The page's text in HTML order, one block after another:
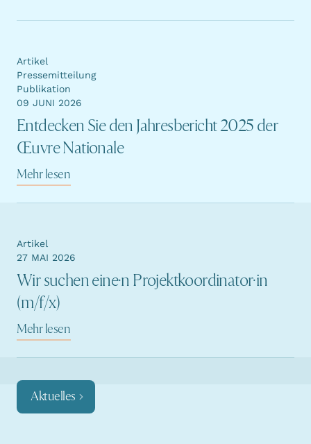
Entdecken Sie den Jahresbericht 2025 der
Œuvre Nationale
Artikel
Pressemitteilung
Publikation
09 JUNI 2026
Mehr lesen
Wir suchen eine·n Projektkoordinator·in
(m/f/x)
Artikel
27 MAI 2026
Mehr lesen
Aktuelles